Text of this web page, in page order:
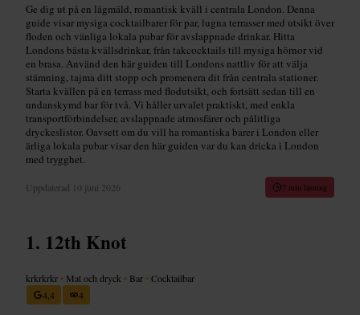
Ge dig ut på en lågmäld, romantisk kväll i centrala London. Denna
guide visar mysiga cocktailbarer för par, lugna terrasser med utsikt över
floden och vänliga lokala pubar för avslappnade drinkar. Hitta
Londons bästa kvällsdrinkar, från takcocktails till mysiga hörnor vid
en brasa. Använd den här guiden till Londons nattliv för att välja
stämning, tajma ditt stopp och promenera dit från centrala stationer.
Starta kvällen på en terrass med flodutsikt, och fortsätt sedan till en
undanskymd bar för två. Vi håller urvalet praktiskt, med enkla
transportförbindelser, avslappnade atmosfärer och pålitliga
dryckeslistor. Oavsett om du vill ha romantiska barer i London eller
ärliga lokala pubar visar den här guiden var du kan dricka i London
med trygghet.
Uppdaterad 10 juni 2026 7 min läsning
12th Knot
krkrkrkr • Mat och dryck • Bar •Cocktailbar
4,4
4